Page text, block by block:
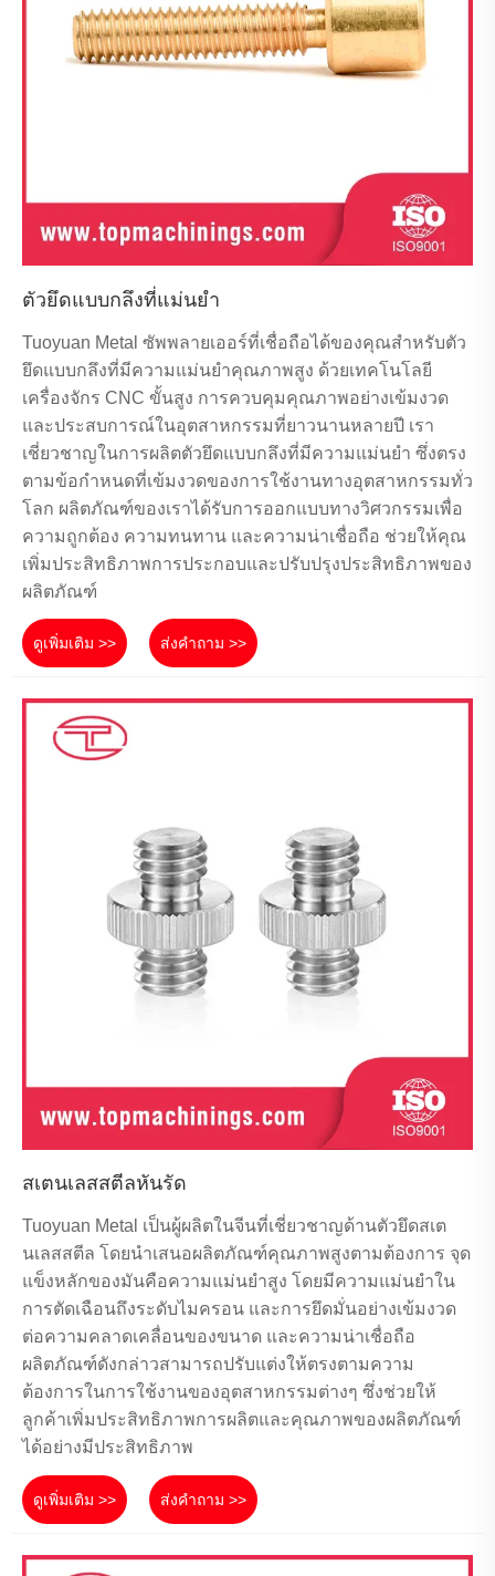
ตัวยึดแบบกลึงที่แม่นยำ
Tuoyuan Metal ซัพพลายเออร์ที่เชื่อถือได้ของคุณสำหรับตัว
ยึดแบบกลึงที่มีความแม่นยำคุณภาพสูง ด้วยเทคโนโลยี
เครื่องจักร CNC ขั้นสูง การควบคุมคุณภาพอย่างเข้มงวด
และประสบการณ์ในอุตสาหกรรมที่ยาวนานหลายปี เรา
เชี่ยวชาญในการผลิตตัวยึดแบบกลึงที่มีความแม่นยำ ซึ่งตรง
ตามข้อกำหนดที่เข้มงวดของการใช้งานทางอุตสาหกรรมทั่ว
โลก ผลิตภัณฑ์ของเราได้รับการออกแบบทางวิศวกรรมเพื่อ
ความถูกต้อง ความทนทาน และความน่าเชื่อถือ ช่วยให้คุณ
เพิ่มประสิทธิภาพการประกอบและปรับปรุงประสิทธิภาพของ
ผลิตภัณฑ์
ดูเพิ่มเติม >> ส่งคำถาม >>
สเตนเลสสตีลหันรัด
Tuoyuan Metal เป็นผู้ผลิตในจีนที่เชี่ยวชาญด้านตัวยึดสเต
นเลสสตีล โดยนำเสนอผลิตภัณฑ์คุณภาพสูงตามต้องการ จุด
แข็งหลักของมันคือความแม่นยำสูง โดยมีความแม่นยำใน
การตัดเฉือนถึงระดับไมครอน และการยึดมั่นอย่างเข้มงวด
ต่อความคลาดเคลื่อนของขนาด และความน่าเชื่อถือ
ผลิตภัณฑ์ดังกล่าวสามารถปรับแต่งให้ตรงตามความ
ต้องการในการใช้งานของอุตสาหกรรมต่างๆ ซึ่งช่วยให้
ลูกค้าเพิ่มประสิทธิภาพการผลิตและคุณภาพของผลิตภัณฑ์
ได้อย่างมีประสิทธิภาพ
ดูเพิ่มเติม >> ส่งคำถาม >>